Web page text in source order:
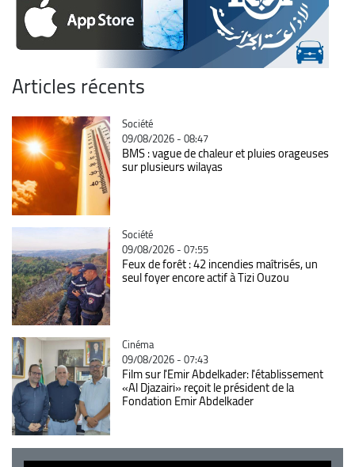
Articles récents
Catégorie
Société
09/08/2026 - 08:47
BMS : vague de chaleur et pluies orageuses
sur plusieurs wilayas
Catégorie
Société
09/08/2026 - 07:55
Feux de forêt : 42 incendies maîtrisés, un
seul foyer encore actif à Tizi Ouzou
Catégorie
Cinéma
09/08/2026 - 07:43
Film sur l'Emir Abdelkader: l'établissement
«Al Djazairi» reçoit le président de la
Fondation Emir Abdelkader